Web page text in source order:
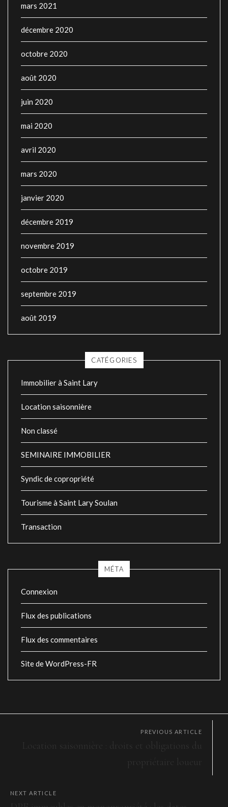
mars 2021
décembre 2020
octobre 2020
août 2020
juin 2020
mai 2020
avril 2020
mars 2020
janvier 2020
décembre 2019
novembre 2019
octobre 2019
septembre 2019
août 2019
CATÉGORIES
Immobilier à Saint Lary
Location saisonnière
Non classé
SEMINAIRE IMMOBILIER
Syndic de copropriété
Tourisme à Saint Lary Soulan
Transaction
MÉTA
Connexion
Flux des publications
Flux des commentaires
Site de WordPress-FR
PREVIOUS ARTICLE
Location saisonnière : droits et obligations du
propriétaire loueur
NEXT ARTICLE